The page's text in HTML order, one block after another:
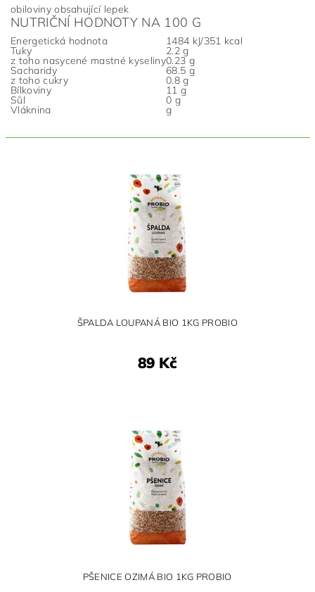
obiloviny obsahující lepek
NUTRIČNÍ HODNOTY NA 100 G
Energetická hodnota 1484 kJ/351 kcal
Tuky 2.2 g
z toho nasycené mastné kyseliny0.23 g
Sacharidy 68.5 g
z toho cukry 0.8 g
Bílkoviny 11 g
Sůl 0 g
Vláknina g
ŠPALDA LOUPANÁ BIO 1KG PROBIO
89 Kč
PŠENICE OZIMÁ BIO 1KG PROBIO